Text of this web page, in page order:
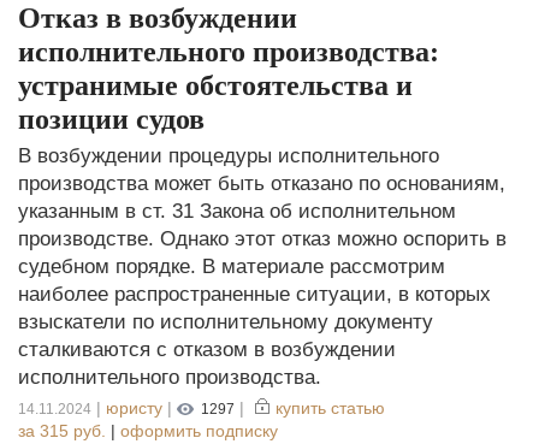
Отказ в возбуждении
исполнительного производства:
устранимые обстоятельства и
позиции судов
В возбуждении процедуры исполнительного
производства может быть отказано по основаниям,
указанным в ст. 31 Закона об исполнительном
производстве. Однако этот отказ можно оспорить в
судебном порядке. В материале рассмотрим
наиболее распространенные ситуации, в которых
взыскатели по исполнительному документу
сталкиваются с отказом в возбуждении
исполнительного производства.
14.11.2024 | юристу | 1297 |
купить статью
за 315 руб. | оформить подписку